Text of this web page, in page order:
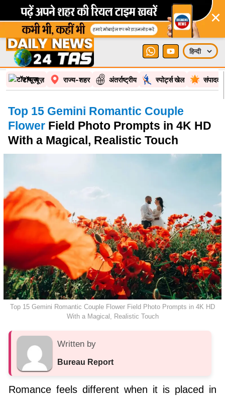
×
टॉप न्यूज़ राज्य-शहर अंतर्राष्ट्रीय स्पोर्ट्स खेल
Top 15 Gemini Romantic Couple
Flower Field Photo Prompts in 4K HD
With a Magical, Realistic Touch
Top 15 Gemini Romantic Couple Flower Field Photo Prompts in 4K HD
With a Magical, Realistic Touch
Written by
Bureau Report
Romance feels different when it is placed in